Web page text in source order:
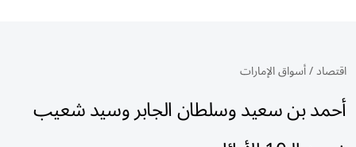
اقتصاد/أسواق الإمارات
أحمد بن سعيد وسلطان الجابر وسيد شعيب